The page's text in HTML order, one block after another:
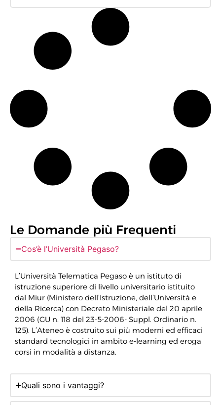
Le Domande più Frequenti
Cos’è l’Università Pegaso?
L’Università Telematica Pegaso è un istituto di
istruzione superiore di livello universitario istituito
dal Miur (Ministero dell’Istruzione, dell’Università e
della Ricerca) con Decreto Ministeriale del 20 aprile
2006 (GU n. 118 del 23-5-2006- Suppl. Ordinario n.
125). L’Ateneo è costruito sui più moderni ed efficaci
standard tecnologici in ambito e-learning ed eroga
corsi in modalità a distanza.
Quali sono i vantaggi?